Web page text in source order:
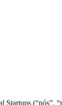
(“nós”,